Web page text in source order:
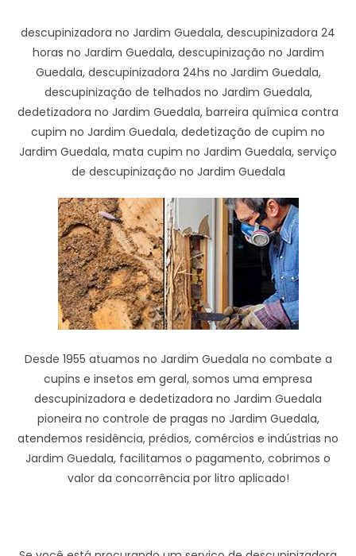
descupinizadora no Jardim Guedala, descupinizadora 24
horas no Jardim Guedala, descupinização no Jardim
Guedala, descupinizadora 24hs no Jardim Guedala,
descupinização de telhados no Jardim Guedala,
dedetizadora no Jardim Guedala, barreira química contra
cupim no Jardim Guedala, dedetização de cupim no
Jardim Guedala, mata cupim no Jardim Guedala, serviço
de descupinização no Jardim Guedala
Desde 1955 atuamos no Jardim Guedala no combate a
cupins e insetos em geral, somos uma empresa
descupinizadora e dedetizadora no Jardim Guedala
pioneira no controle de pragas no Jardim Guedala,
atendemos residência, prédios, comércios e indústrias no
Jardim Guedala, facilitamos o pagamento, cobrimos o
valor da concorrência por litro aplicado!